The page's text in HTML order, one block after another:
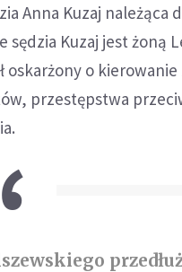
Anna Kuzaj
Kuzaj jest żoną
oskarżony o
przestępstwa